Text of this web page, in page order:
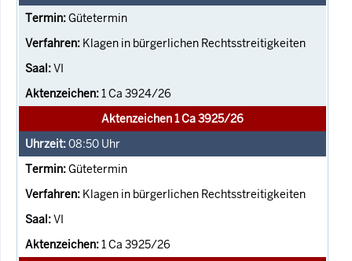
Gütetermin
Klagen in bürgerlichen Rechtsstreitigkeiten
VI
1 Ca 3924/26
Aktenzeichen 1 Ca 3925/26
08:50 Uhr
Gütetermin
Klagen in bürgerlichen Rechtsstreitigkeiten
VI
1 Ca 3925/26